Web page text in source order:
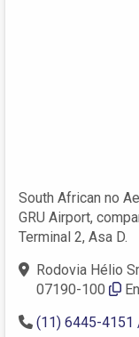
South African no
GRU Airport,
Terminal 2, Asa D.
Rodovia Hélio
07190-100
(11) 6445-4151